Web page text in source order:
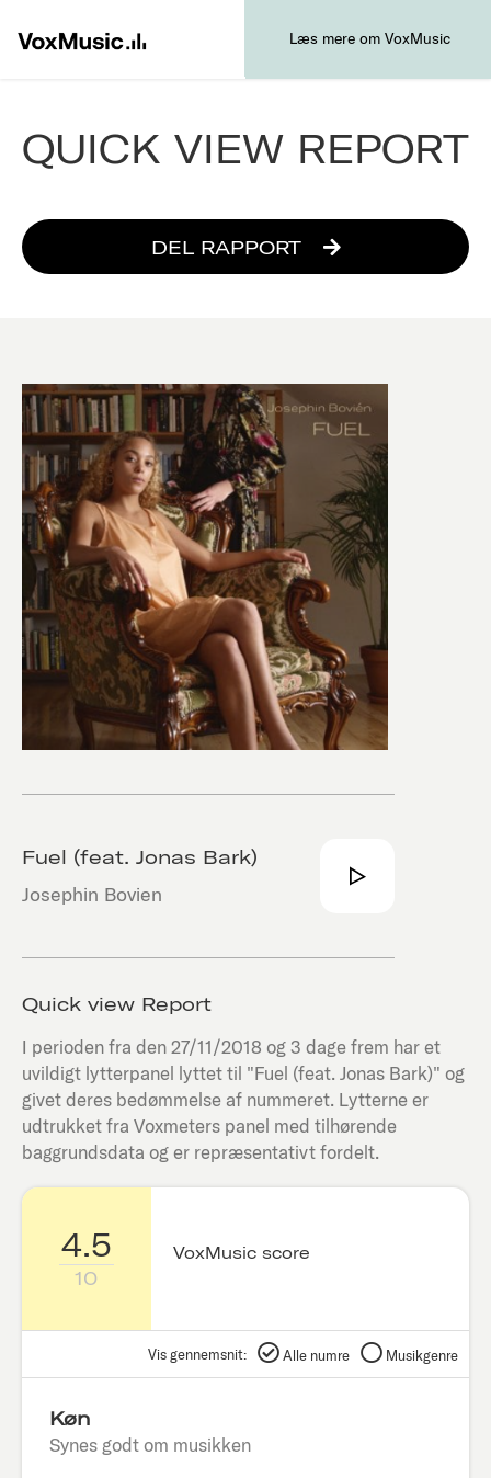
Læs mere om VoxMusic
QUICK VIEW REPORT
DEL RAPPORT
Fuel (feat. Jonas Bark)
Josephin Bovien
Quick view Report
I perioden fra den27/11/2018 og 3 dage frem har et
uvildigt lytterpanel lyttet til "Fuel (feat. Jonas Bark)" og
givet deres bedømmelse af nummeret. Lytterne er
udtrukket fra Voxmeters panel med tilhørende
baggrundsdata og er repræsentativt fordelt.
4.5
10
VoxMusic score
Vis gennemsnit: Alle numre Musikgenre
Køn
Synes godt om musikken